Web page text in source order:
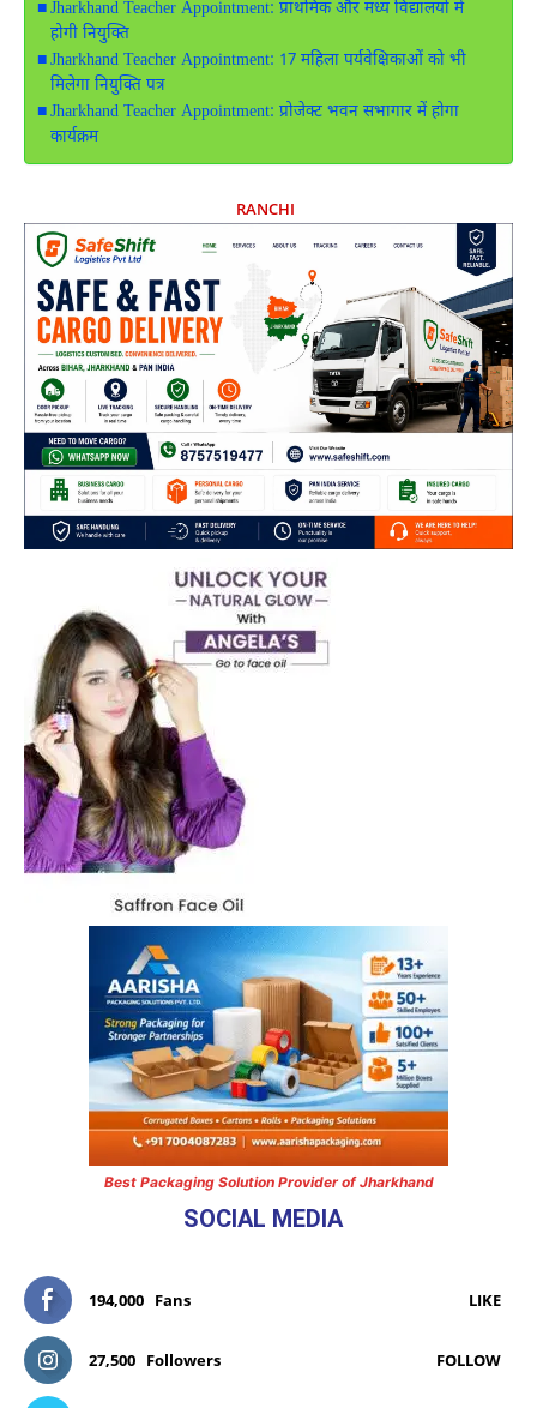
Jharkhand Teacher Appointment: प्राथमिक और मध्य विद्यालयों में
होगी नियुक्ति
Jharkhand Teacher Appointment: 17 महिला पर्यवेक्षिकाओं को भी
मिलेगा नियुक्ति पत्र
Jharkhand Teacher Appointment: प्रोजेक्ट भवन सभागार में होगा
कार्यक्रम
RANCHI
Best Packaging Solution Provider of Jharkhand
SOCIAL MEDIA
194,000 Fans LIKE
27,500 Followers FOLLOW